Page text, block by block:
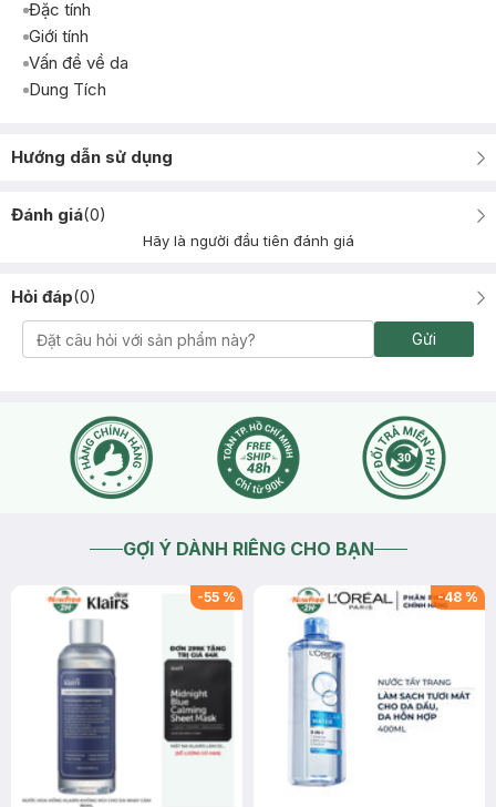
Đặc tính
Giới tính
Vấn đề về da
Dung Tích
Hướng dẫn sử dụng
Đánh giá(0)
Hãy là người đầu tiên đánh giá
Hỏi đáp(0)
Gửi
GỢI Ý DÀNH RIÊNG CHO BẠN
-55 % -48 %